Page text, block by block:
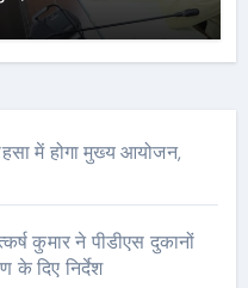
में होगा मुख्य आयोजन,
कुमार ने पीडीएस दुकानों
के दिए निर्देश